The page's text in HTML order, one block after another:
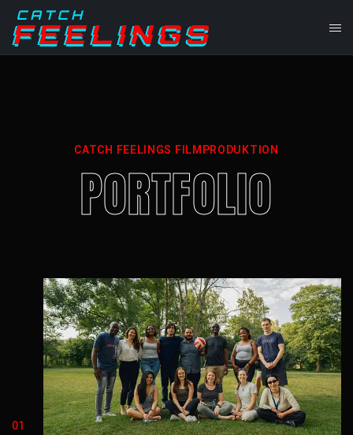
CATCH FEELINGS FILMPRODUKTION
PORTFOLIO
01